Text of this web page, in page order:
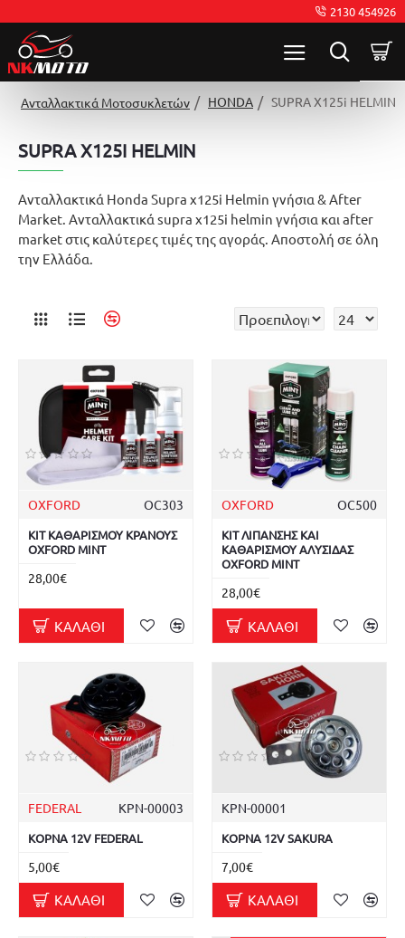
2130 454926
Ανταλλακτικά Μοτοσυκλετών HONDA SUPRA X125i HELMIN
SUPRA X125I HELMIN
Ανταλλακτικά Honda Supra x125i Helmin γνήσια & After
Market. Ανταλλακτικά supra x125i helmin γνήσια και after
market στις καλύτερες τιμές της αγοράς. Αποστολή σε όλη
την Ελλάδα.
OXFORD OC303
ΚΙΤ ΚΑΘΑΡΙΣΜΟΥ ΚΡΑΝΟΥΣ
OXFORD MINT
28,00€
ΚΑΛΆΘΙ
OXFORD OC500
ΚΙΤ ΛΙΠΑΝΣΗΣ ΚΑΙ
ΚΑΘΑΡΙΣΜΟΥ ΑΛΥΣΙΔΑΣ
OXFORD MINT
28,00€
ΚΑΛΆΘΙ
FEDERAL ΚΡΝ-00003
ΚΟΡΝΑ 12V FEDERAL
5,00€
ΚΑΛΆΘΙ
ΚΡΝ-00001
ΚΟΡΝΑ 12V SAKURA
7,00€
ΚΑΛΆΘΙ